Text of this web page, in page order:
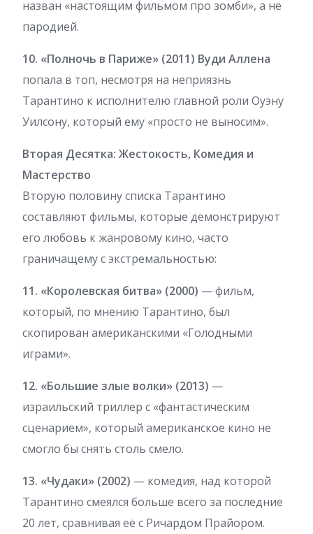
назван «настоящим фильмом про зомби», а не
пародией.
10. «Полночь в Париже» (2011) Вуди Аллена
попала в топ, несмотря на неприязнь
Тарантино к исполнителю главной роли Оуэну
Уилсону, который ему «просто не выносим».
Вторая Десятка: Жестокость, Комедия и
Мастерство
Вторую половину списка Тарантино
составляют фильмы, которые демонстрируют
его любовь к жанровому кино, часто
граничащему с экстремальностью:
11. «Королевская битва» (2000) — фильм,
который, по мнению Тарантино, был
скопирован американскими «Голодными
играми».
12. «Большие злые волки» (2013) —
израильский триллер с «фантастическим
сценарием», который американское кино не
смогло бы снять столь смело.
13. «Чудаки» (2002) — комедия, над которой
Тарантино смеялся больше всего за последние
20 лет, сравнивая её с Ричардом Прайором.